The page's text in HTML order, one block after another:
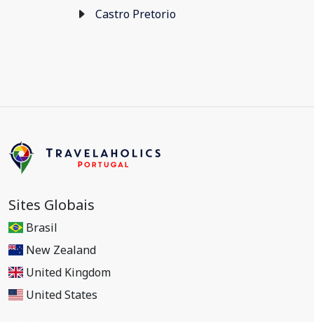
Castro Pretorio
Sites Globais
Brasil
New Zealand
United Kingdom
United States